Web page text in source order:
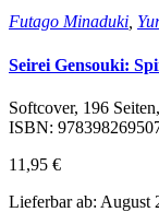
Futago Minaduki,
Seirei Gensouki:
Softcover, 196
ISBN:
11,95 €
Lieferbar ab: August